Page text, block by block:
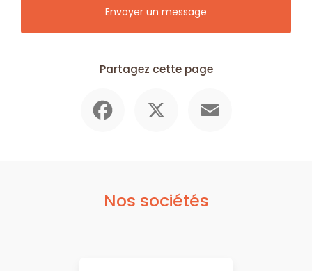
Envoyer un message
Partagez cette page
Nos sociétés